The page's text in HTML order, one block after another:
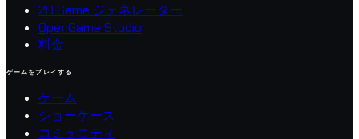
2D Game ジェネレーター
OpenGame Studio
料金
ゲームをプレイする
ゲーム
ショーケース
コミュニティ